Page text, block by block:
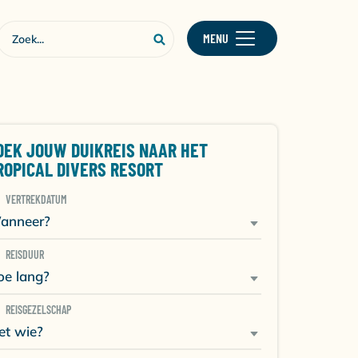
MENU
JOUW DUIKREIS NAAR HET
DIVERS RESORT
VERTREKDATUM
REISDUUR
lang?
REISGEZELSCHAP
wie?